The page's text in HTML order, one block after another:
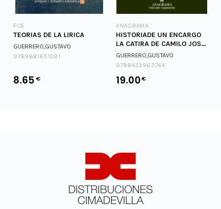
FCE
TEORIAS DE LA LIRICA
GUERRERO,GUSTAVO
9789681651091
8.65 €
ANAGRAMA
HISTORIADE UN ENCARGO
LA CATIRA DE CAMILO JOSE
CELA
GUERRERO,GUSTAVO
9788433962744
19.00€